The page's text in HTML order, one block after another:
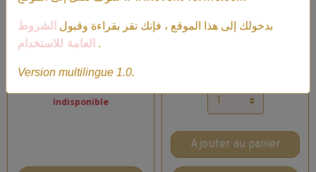
baguettes
Magiques
25,49€ TTC
Indisponible
Pistolet
Ajouter au panier
بدخولك إلى هذا الموقع ، فإنك تقر بقراءة وقبول الشروط
العامة للاستخدام .
Version multilingue 1.0.